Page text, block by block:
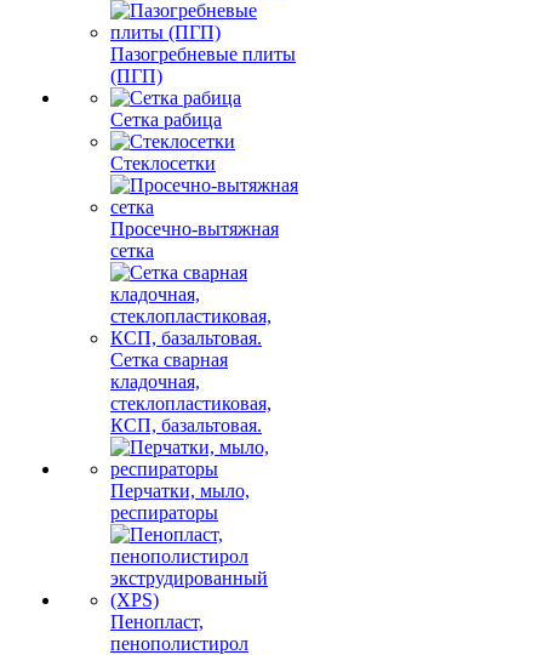
Пазогребневые плиты
(ПГП)
Сетка рабица
Стеклосетки
Просечно-вытяжная
сетка
Сетка сварная
кладочная,
стеклопластиковая,
КСП, базальтовая.
Перчатки, мыло,
респираторы
Пенопласт,
пенополистирол